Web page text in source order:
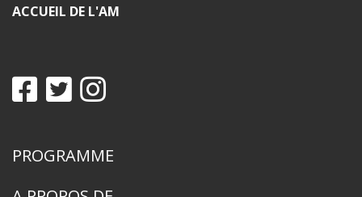
ACCUEIL DE L'AM
PROGRAMME